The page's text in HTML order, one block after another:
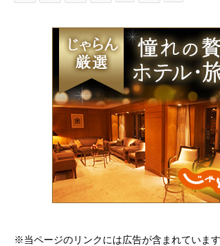
※当ページのリンクには広告が含まれています